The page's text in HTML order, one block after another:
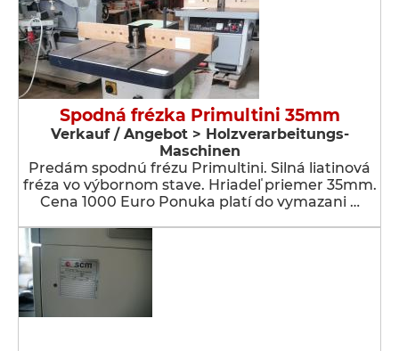
Spodná frézka Primultini 35mm
Verkauf / Angebot > Holzverarbeitungs-
Maschinen
Predám spodnú frézu Primultini. Silná liatinová
fréza vo výbornom stave. Hriadeľ priemer 35mm.
Cena 1000 Euro Ponuka platí do vymazani …